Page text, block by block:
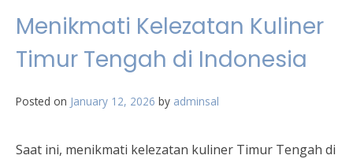
Menikmati Kelezatan Kuliner
Timur Tengah di Indonesia
Posted on January 12, 2026 by adminsal
Saat ini, menikmati kelezatan kuliner Timur Tengah di